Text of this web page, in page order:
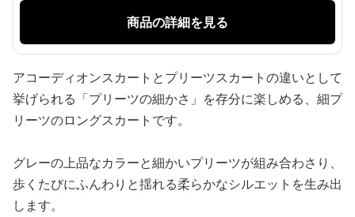
商品の詳細を見る
アコーディオンスカートとプリーツスカートの違いとして
挙げられる「プリーツの細かさ」を存分に楽しめる、細プ
リーツのロングスカートです。
グレーの上品なカラーと細かいプリーツが組み合わさり、
歩くたびにふんわりと揺れる柔らかなシルエットを生み出
します。